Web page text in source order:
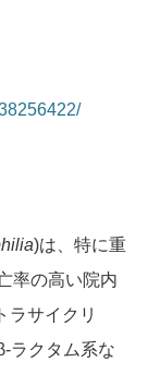
)は、特に重
率の高い院内
ラサイクリ
ラクタム系な